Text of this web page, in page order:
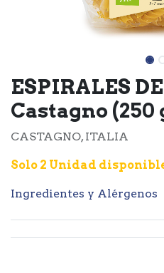
ESPIRALES
Castagno (250
CASTAGNO, ITALIA
Solo 2 Unidad
Ingredientes y Alérgenos